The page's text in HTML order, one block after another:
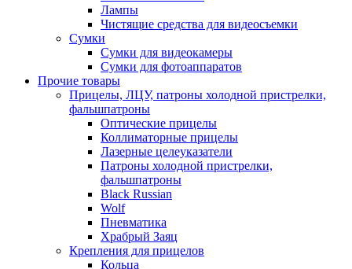
Лампы
Чистящие средства для видеосъемки
Сумки
Сумки для видеокамеры
Сумки для фотоаппаратов
Прочие товары
Прицелы, ЛЦУ, патроны холодной пристрелки,
фальшпатроны
Оптические прицелы
Коллиматорные прицелы
Лазерные целеуказатели
Патроны холодной пристрелки,
фальшпатроны
Black Russian
Wolf
Пневматика
Храбрый Заяц
Крепления для прицелов
Кольца